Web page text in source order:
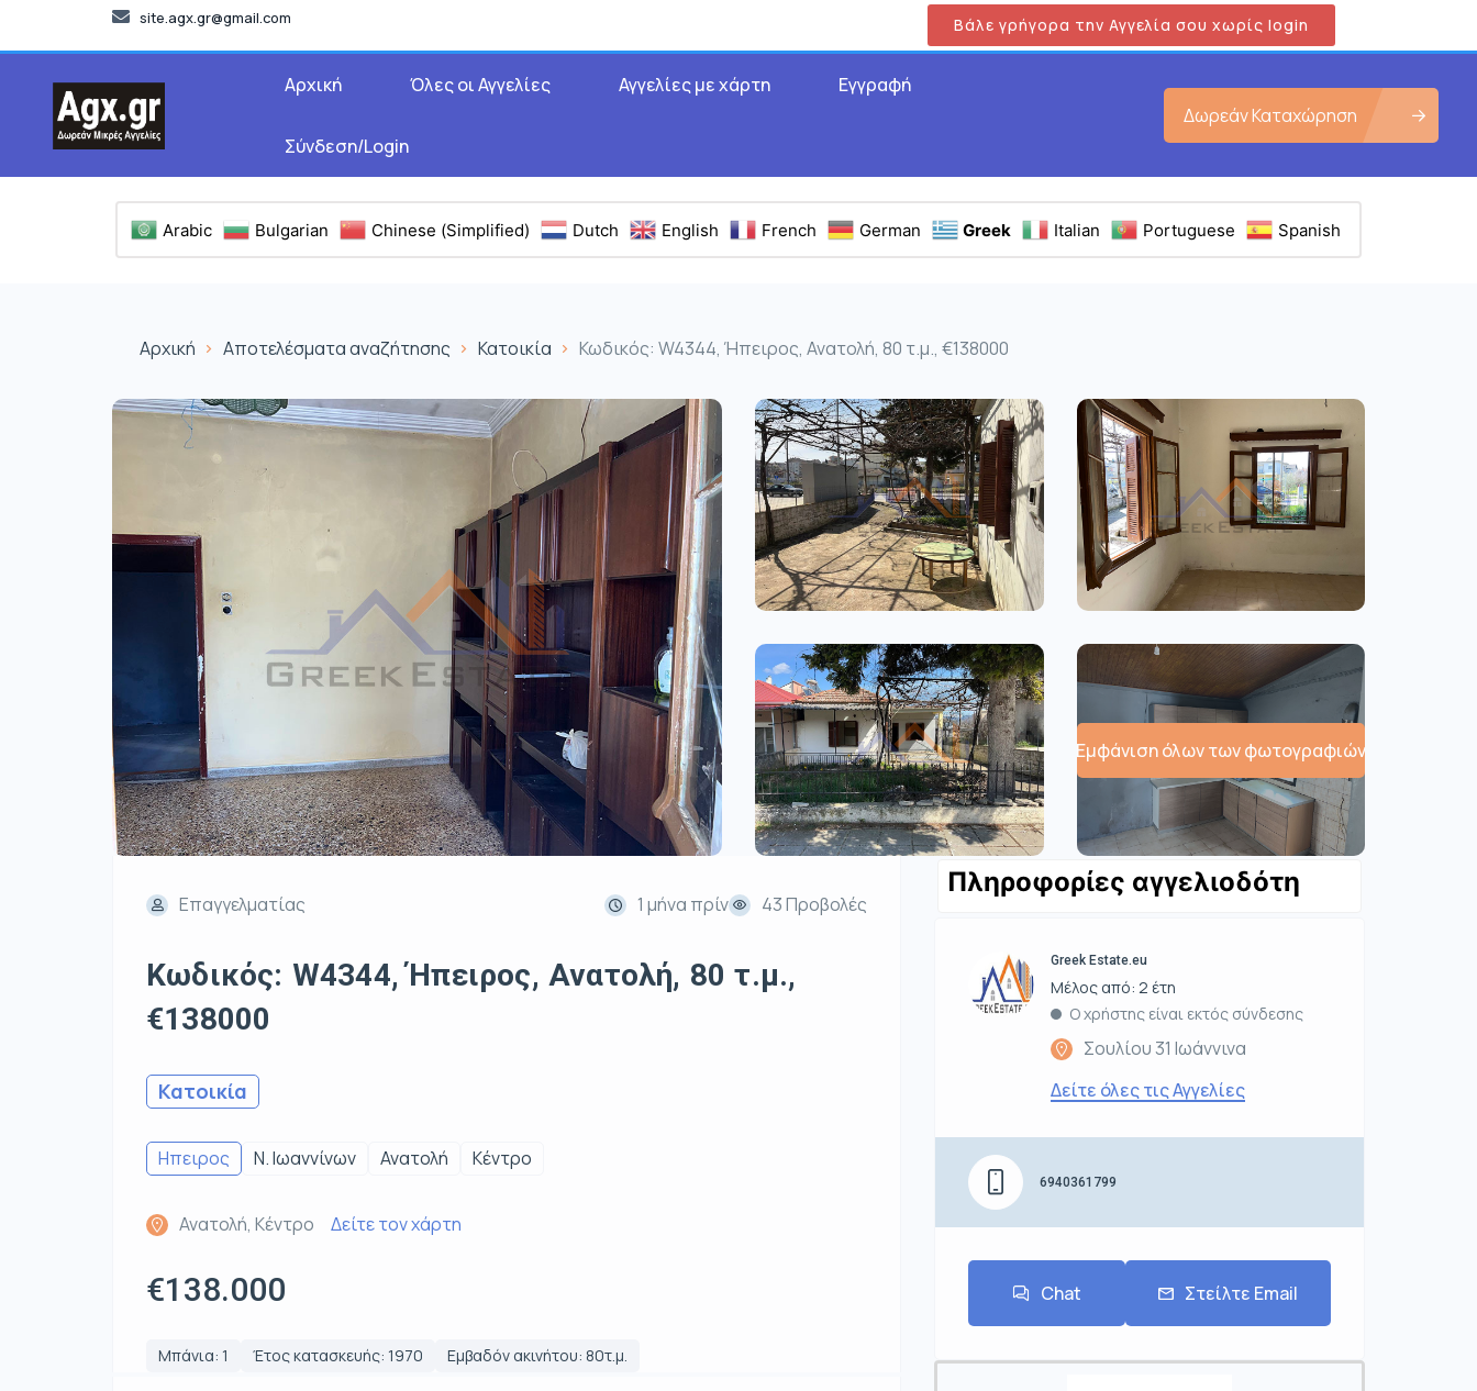
site.agx.gr@gmail.com Βάλε γρήγορα την Αγγελία σου χωρίς login
Αρχική Όλες οι Αγγελίες Αγγελίες με χάρτη Εγγραφή
Σύνδεση/Login
Δωρεάν Καταχώρηση
Arabic Bulgarian Chinese (Simplified) Dutch English French German Greek Italian Portuguese Spanish
Αρχική Αποτελέσματα αναζήτησης Κατοικία Κωδικός: W4344, Ήπειρος, Ανατολή, 80 τ.μ., €138000
Εμφάνιση όλων των φωτογραφιών
Επαγγελματίας 1 μήνα πρίν 43 Προβολές
Κωδικός: W4344, Ήπειρος, Ανατολή, 80 τ.μ.,
€138000
Κατοικία
Ηπειρος Ν. Ιωαννίνων Ανατολή Κέντρο
Ανατολή, Κέντρο Δείτε τον χάρτη
€138.000
Μπάνια: 1 Έτος κατασκευής: 1970 Εμβαδόν ακινήτου: 80τ.μ.
Πληροφορίες αγγελιοδότη
Greek Estate.eu
Μέλος από: 2 έτη
Ο χρήστης είναι εκτός σύνδεσης
Σουλίου 31 Ιωάννινα
Δείτε όλες τις Αγγελίες
6940361799
Chat Στείλτε Email